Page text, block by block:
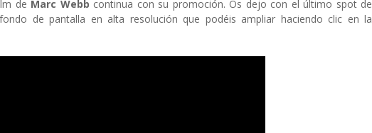
de Marc Webb continua con su promoción. Os dejo con el último spot de
de pantalla en alta resolución que podéis ampliar haciendo clic en la